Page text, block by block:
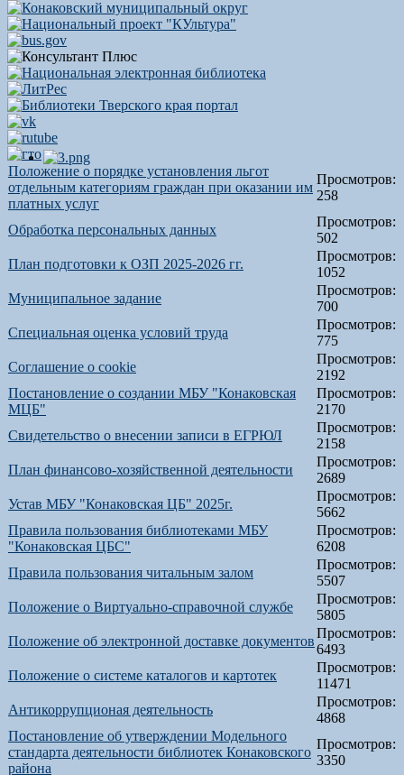
Положение о порядке установления льгот
отдельным категориям граждан при оказании им
платных услуг
Просмотров:
258
Обработка персональных данных
Просмотров:
502
План подготовки к ОЗП 2025-2026 гг.
Просмотров:
1052
Муниципальное задание
Просмотров:
700
Специальная оценка условий труда
Просмотров:
775
Соглашение о cookie
Просмотров:
2192
Постановление о создании МБУ "Конаковская
МЦБ"
Просмотров:
2170
Свидетельство о внесении записи в ЕГРЮЛ
Просмотров:
2158
План финансово-хозяйственной деятельности
Просмотров:
2689
Устав МБУ "Конаковская ЦБ" 2025г.
Просмотров:
5662
Правила пользования библиотеками МБУ
"Конаковская ЦБС"
Просмотров:
6208
Правила пользования читальным залом
Просмотров:
5507
Положение о Виртуально-справочной службе
Просмотров:
5805
Положение об электронной доставке документов
Просмотров:
6493
Положение о системе каталогов и картотек
Просмотров:
11471
Антикоррупционая деятельность
Просмотров:
4868
Постановление об утверждении Модельного
стандарта деятельности библиотек Конаковского
района
Просмотров:
3350